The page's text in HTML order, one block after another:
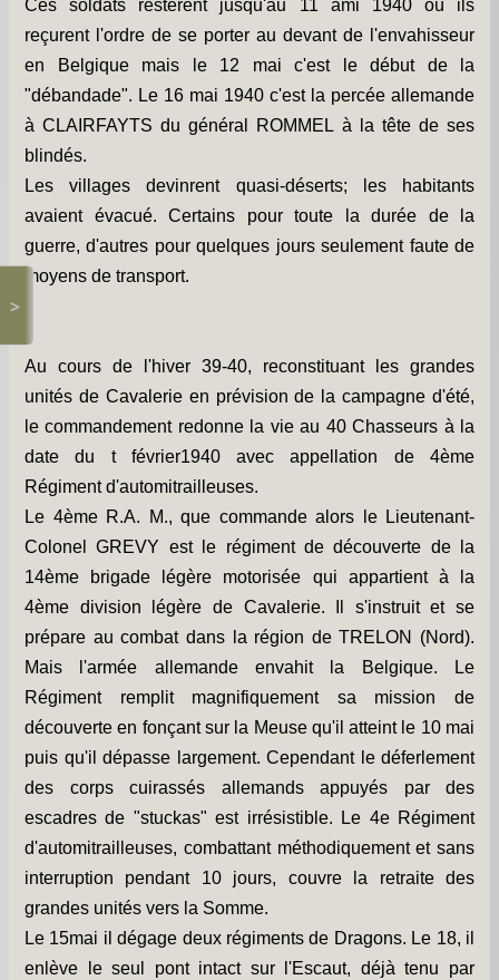
>
Ces soldats restèrent jusqu'au 11 ami 1940 où ils
reçurent l'ordre de se porter au devant de l'envahisseur
en Belgique mais le 12 mai c'est le début de la
"débandade". Le 16 mai 1940 c'est la percée allemande
à CLAIRFAYTS du général ROMMEL à la tête de ses
blindés.
Les villages devinrent quasi-déserts; les habitants
avaient évacué. Certains pour toute la durée de la
guerre, d'autres pour quelques jours seulement faute de
moyens de transport.
Au cours de l'hiver 39-40, reconstituant les grandes
unités de Cavalerie en prévision de la campagne d'été,
le commandement redonne la vie au 40 Chasseurs à la
date du t février1940 avec appellation de 4ème
Régiment d'automitrailleuses.
Le 4ème R.A. M., que commande alors le Lieutenant-
Colonel GREVY est le régiment de découverte de la
14ème brigade légère motorisée qui appartient à la
4ème division légère de Cavalerie. Il s'instruit et se
prépare au combat dans la région de TRELON (Nord).
Mais l'armée allemande envahit la Belgique. Le
Régiment remplit magnifiquement sa mission de
découverte en fonçant sur la Meuse qu'il atteint le 10 mai
puis qu'il dépasse largement. Cependant le déferlement
des corps cuirassés allemands appuyés par des
escadres de "stuckas" est irrésistible. Le 4e Régiment
d'automitrailleuses, combattant méthodiquement et sans
interruption pendant 10 jours, couvre la retraite des
grandes unités vers la Somme.
Le 15mai il dégage deux régiments de Dragons. Le 18, il
enlève le seul pont intact sur l'Escaut, déjà tenu par